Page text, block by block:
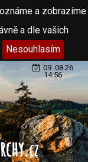
a zobrazíme
a dle vašich
Nesouhlasím
09. 08.26
14:56